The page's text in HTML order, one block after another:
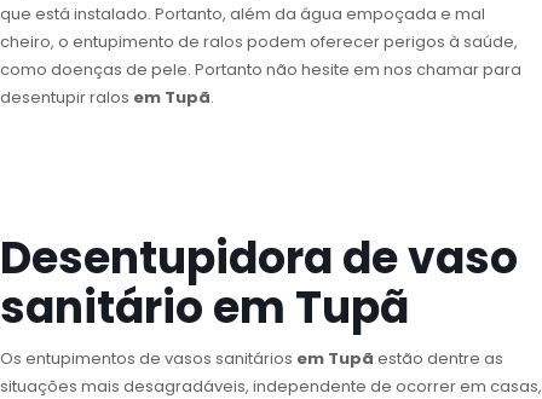
que está instalado. Portanto, além da água empoçada e mal
cheiro, o entupimento de ralos podem oferecer perigos à saúde,
como doenças de pele. Portanto não hesite em nos chamar para
desentupir ralos em Tupã.
Desentupidora de vaso
sanitário em Tupã
Os entupimentos de vasos sanitários em Tupã estão dentre as
situações mais desagradáveis, independente de ocorrer em casas,